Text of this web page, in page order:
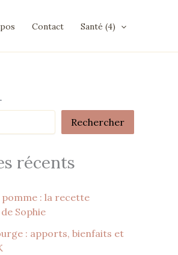
Contact Santé (4)
Rechercher
récents
: la recette
Sophie
: apports, bienfaits et